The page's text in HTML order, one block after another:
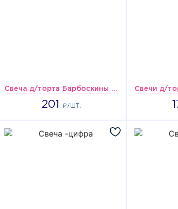
Свеча д/торта Барбоскины С ДР/G
201₽/ШТ.
201